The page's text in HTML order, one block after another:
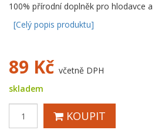
100% přírodní doplněk pro hlodavce a
[Celý popis produktu]
89 Kč včetně DPH
skladem
KOUPIT